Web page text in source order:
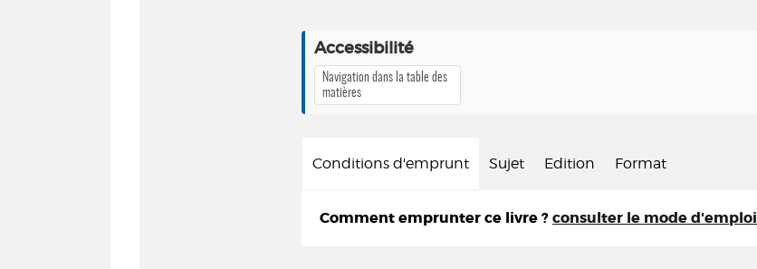
Accessibilité
Navigation dans la table des
matières
Conditions d'emprunt Sujet Edition Format
Comment emprunter ce livre ? consulter le mode d'emploi